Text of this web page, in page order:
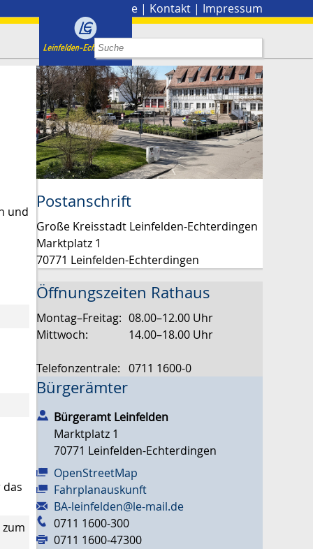
Presse | Kontakt | Impressum
und Postanschrift
Große Kreisstadt Leinfelden-Echterdingen
Marktplatz 1
70771 Leinfelden-Echterdingen
Öffnungszeiten Rathaus
Montag–Freitag: 08.00–12.00 Uhr
Mittwoch:
14.00–18.00 Uhr
Telefonzentrale: 0711 1600-0
Bürgerämter
Bürgeramt Leinfelden
Marktplatz 1
70771 Leinfelden-Echterdingen
OpenStreetMap
Fahrplanauskunft
BA-leinfelden@le-mail.de
0711 1600-300
0711 1600-47300